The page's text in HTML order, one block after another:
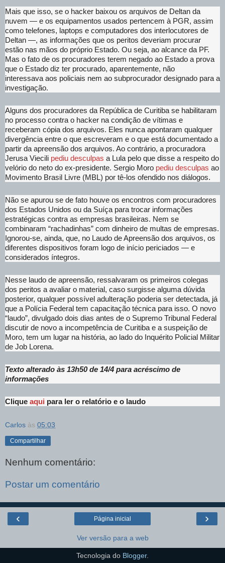
Mais que isso, se o hacker baixou os arquivos de Deltan da
nuvem — e os equipamentos usados pertencem à PGR, assim
como telefones, laptops e computadores dos interlocutores de
Deltan —, as informações que os peritos deveriam procurar
estão nas mãos do próprio Estado. Ou seja, ao alcance da PF.
Mas o fato de os procuradores terem negado ao Estado a prova
que o Estado diz ter procurado, aparentemente, não
interessava aos policiais nem ao subprocurador designado para a
investigação.
Alguns dos procuradores da República de Curitiba se habilitaram
no processo contra o hacker na condição de vítimas e
receberam cópia dos arquivos. Eles nunca apontaram qualquer
divergência entre o que escreveram e o que está documentado a
partir da apreensão dos arquivos. Ao contrário, a procuradora
Jerusa Viecili pediu desculpas a Lula pelo que disse a respeito do
velório do neto do ex-presidente. Sergio Moro pediu desculpas ao
Movimento Brasil Livre (MBL) por tê-los ofendido nos diálogos.
Não se apurou se de fato houve os encontros com procuradores
dos Estados Unidos ou da Suíça para trocar informações
estratégicas contra as empresas brasileiras. Nem se
combinaram “rachadinhas” com dinheiro de multas de empresas.
Ignorou-se, ainda, que, no Laudo de Apreensão dos arquivos, os
diferentes dispositivos foram logo de início periciados — e
considerados íntegros.
Nesse laudo de apreensão, ressalvaram os primeiros colegas
dos peritos a avaliar o material, caso surgisse alguma dúvida
posterior, qualquer possível adulteração poderia ser detectada, já
que a Polícia Federal tem capacitação técnica para isso. O novo
“laudo”, divulgado dois dias antes de o Supremo Tribunal Federal
discutir de novo a incompetência de Curitiba e a suspeição de
Moro, tem um lugar na história, ao lado do Inquérito Policial Militar
de Job Lorena.
Texto alterado às 13h50 de 14/4 para acréscimo de
informações
Clique aqui para ler o relatório e o laudo
Carlos às 05:03
Compartilhar
Nenhum comentário:
Postar um comentário
‹ ›
Página inicial
Ver versão para a web
Tecnologia do Blogger.